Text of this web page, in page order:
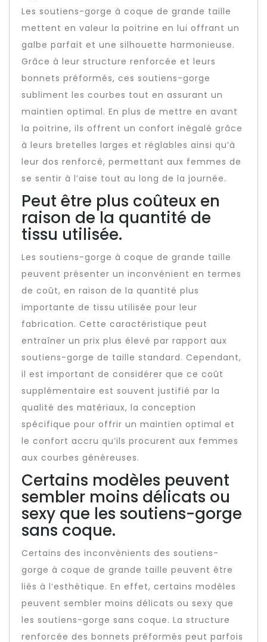
Les soutiens-gorge à coque de grande taille
mettent en valeur la poitrine en lui offrant un
galbe parfait et une silhouette harmonieuse.
Grâce à leur structure renforcée et leurs
bonnets préformés, ces soutiens-gorge
subliment les courbes tout en assurant un
maintien optimal. En plus de mettre en avant
la poitrine, ils offrent un confort inégalé grâce
à leurs bretelles larges et réglables ainsi qu’à
leur dos renforcé, permettant aux femmes de
se sentir à l’aise tout au long de la journée.
Peut être plus coûteux en
raison de la quantité de
tissu utilisée.
Les soutiens-gorge à coque de grande taille
peuvent présenter un inconvénient en termes
de coût, en raison de la quantité plus
importante de tissu utilisée pour leur
fabrication. Cette caractéristique peut
entraîner un prix plus élevé par rapport aux
soutiens-gorge de taille standard. Cependant,
il est important de considérer que ce coût
supplémentaire est souvent justifié par la
qualité des matériaux, la conception
spécifique pour offrir un maintien optimal et
le confort accru qu’ils procurent aux femmes
aux courbes généreuses.
Certains modèles peuvent
sembler moins délicats ou
sexy que les soutiens-gorge
sans coque.
Certains des inconvénients des soutiens-
gorge à coque de grande taille peuvent être
liés à l’esthétique. En effet, certains modèles
peuvent sembler moins délicats ou sexy que
les soutiens-gorge sans coque. La structure
renforcée des bonnets préformés peut parfois